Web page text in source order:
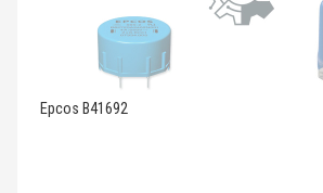
Epcos B41692